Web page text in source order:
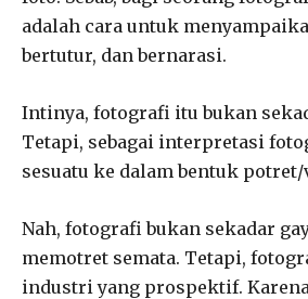
adalah cara untuk
bertutur, dan bernarasi.
Intinya, fotografi itu bukan
Tetapi, sebagai interpretasi
sesuatu ke dalam bentuk
Nah, fotografi bukan sekadar
memotret semata. Tetapi,
industri yang prospektif.